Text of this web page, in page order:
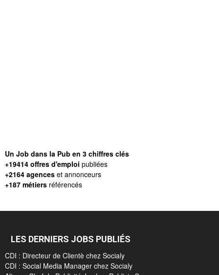
Un Job dans la Pub en 3 chiffres clés
+19414 offres d'emploi publiées
+2164 agences et annonceurs
+187 métiers référencés
LES DERNIERS JOBS PUBLIÉS
CDI : Directeur de Clientè chez Socialy
CDI : Social Media Manager chez Socialy